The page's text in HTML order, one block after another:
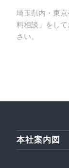
埼玉県内・東
料相談」をし
さい。
本社案内図